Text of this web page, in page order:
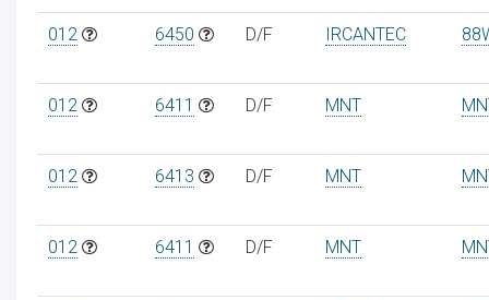
012 6450 D/F IRCANTEC
012 6411 D/F MNT
012 6413 D/F MNT
012 6411 D/F MNT